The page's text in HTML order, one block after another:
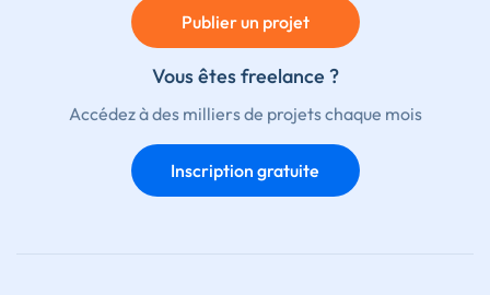
Publier un projet
Vous êtes freelance ?
Accédez à des milliers de projets chaque mois
Inscription gratuite